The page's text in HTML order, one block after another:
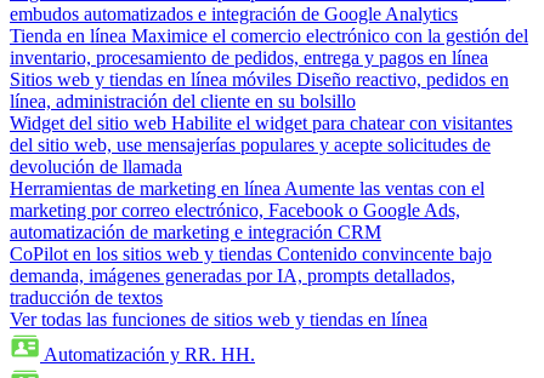
embudos automatizados e integración de Google Analytics
Tienda en línea Maximice el comercio electrónico con la gestión del
inventario, procesamiento de pedidos, entrega y pagos en línea
Sitios web y tiendas en línea móviles Diseño reactivo, pedidos en
línea, administración del cliente en su bolsillo
Widget del sitio web Habilite el widget para chatear con visitantes
del sitio web, use mensajerías populares y acepte solicitudes de
devolución de llamada
Herramientas de marketing en línea Aumente las ventas con el
marketing por correo electrónico, Facebook o Google Ads,
automatización de marketing e integración CRM
CoPilot en los sitios web y tiendas Contenido convincente bajo
demanda, imágenes generadas por IA, prompts detallados,
traducción de textos
Ver todas las funciones de sitios web y tiendas en línea
Automatización y RR. HH.